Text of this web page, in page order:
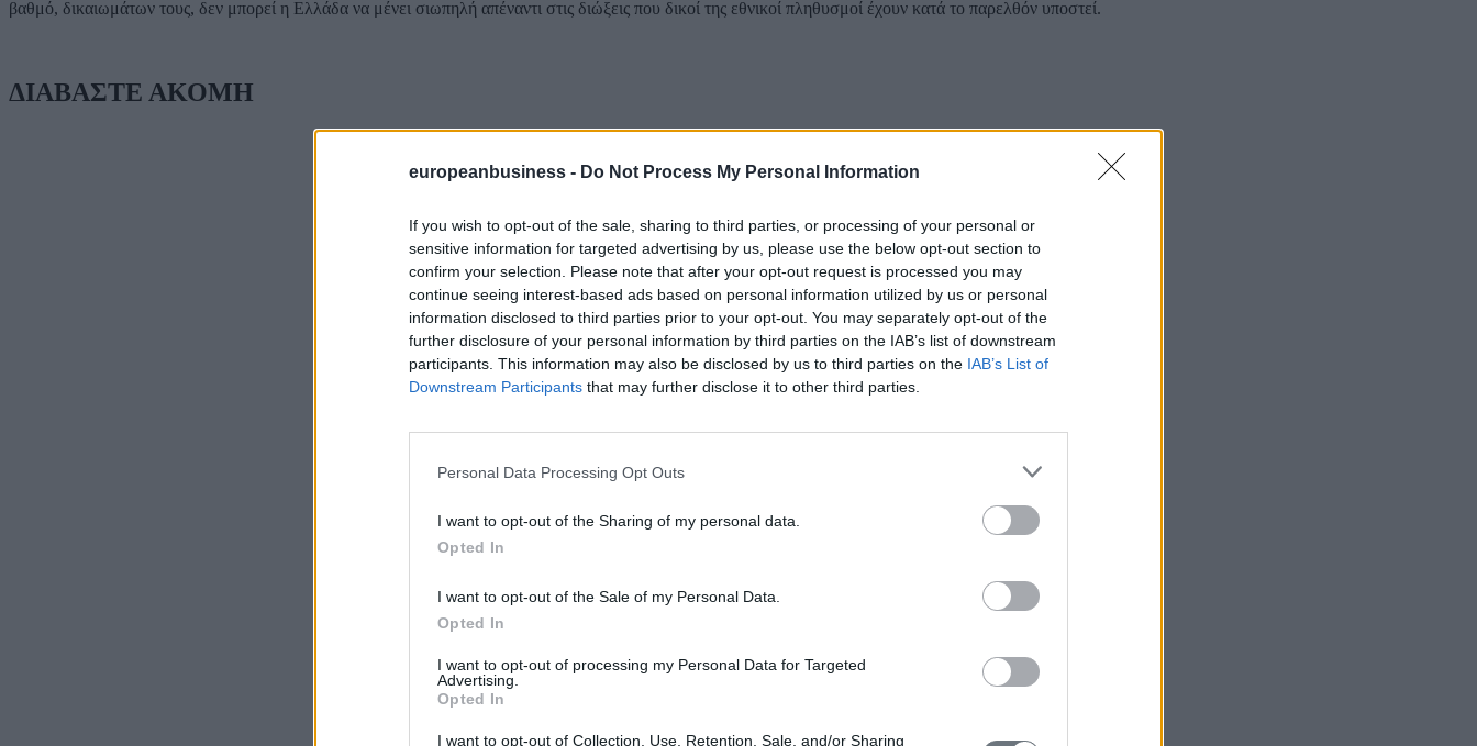
europeanbusiness - Do Not Process My Personal Information
If you wish to opt-out of the sale, sharing to third parties, or processing of your personal or
sensitive information for targeted advertising by us, please use the below opt-out section to
confirm your selection. Please note that after your opt-out request is processed you may
continue seeing interest-based ads based on personal information utilized by us or personal
information disclosed to third parties prior to your opt-out. You may separately opt-out of the
further disclosure of your personal information by third parties on the IAB’s list of downstream
participants. This information may also be disclosed by us to third parties on the IAB’s List of
Downstream Participants that may further disclose it to other third parties.
Personal Data Processing Opt Outs
I want to opt-out of the Sharing of my personal data.
Opted In
I want to opt-out of the Sale of my Personal Data.
Opted In
I want to opt-out of processing my Personal Data for Targeted
Advertising.
Opted In
I want to opt-out of Collection, Use, Retention, Sale, and/or Sharing
βαθμό, δικαιωμάτων τους, δεν μπορεί η Ελλάδα να μένει σιωπηλή απέναντι στις διώξεις που δικοί της εθνικοί πληθυσμοί έχουν κατά το παρελθόν υποστεί.
ΔΙΑΒΑΣΤΕ ΑΚΟΜΗ